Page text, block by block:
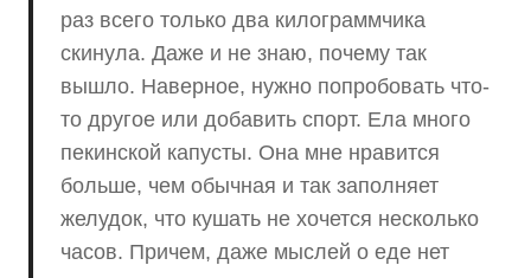
раз всего только два килограммчика
скинула. Даже и не знаю, почему так
вышло. Наверное, нужно попробовать что-
то другое или добавить спорт. Ела много
пекинской капусты. Она мне нравится
больше, чем обычная и так заполняет
желудок, что кушать не хочется несколько
часов. Причем, даже мыслей о еде нет